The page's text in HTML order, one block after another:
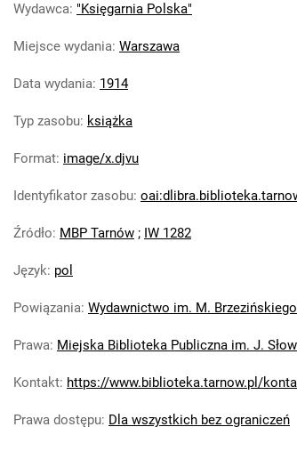
Wydawca: "Księgarnia Polska"
Miejsce wydania: Warszawa
Data wydania: 1914
Typ zasobu: książka
Format: image/x.djvu
Identyfikator zasobu:
Źródło: MBP Tarnów ; IW 1282
Język: pol
Powiązania: Wydawnictwo im. M. Brzezińskiego
Prawa: Miejska Biblioteka Publiczna im. J.
Kontakt: https://www.biblioteka.tarnow.pl/
Prawa dostępu: Dla wszystkich bez ograniczeń